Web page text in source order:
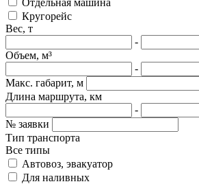
Отдельная машина
Кругорейс
Вес, т
-
Объем, м³
-
Макс. габарит, м
Длина маршрута, км
-
№ заявки
Тип транспорта
Все типы
Автовоз, эвакуатор
Для наливных